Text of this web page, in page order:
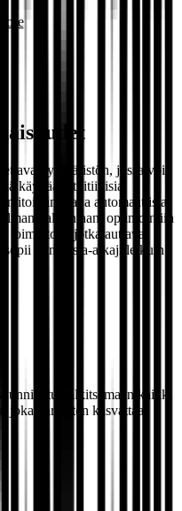
ympäristön, jossa voit
käyttää intuitiivisia
ja automaattista
valvontaan, optimointiin
toimintoja, jotka auttavat
sopii niin vasta-alkajille kuin
palkitsemaan kaikki
parhaiten kasvattaa